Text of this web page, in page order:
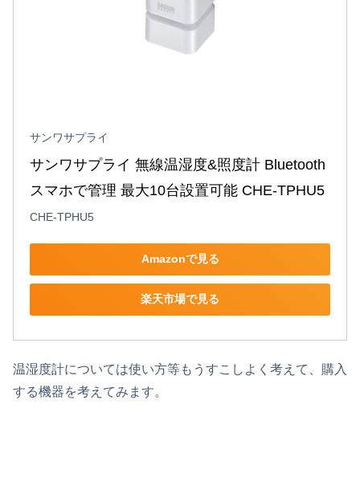
サンワサプライ
サンワサプライ 無線温湿度&照度計 Bluetooth
スマホで管理 最大10台設置可能 CHE-TPHU5
CHE-TPHU5
Amazonで見る
楽天市場で見る
温湿度計については使い方等もうすこしよく考えて、購入
する機器を考えてみます。